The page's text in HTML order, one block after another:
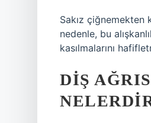
Sakız çiğnemekten
nedenle, bu
kasılmalarını
DIŞ